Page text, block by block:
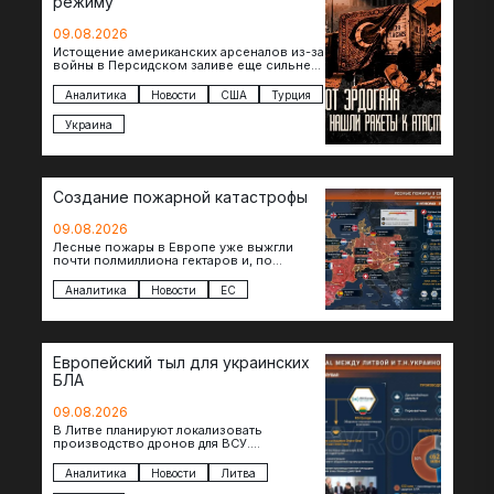
09.08.2026
Истощение американских арсеналов из-за
войны в Персидском заливе еще сильнее
американских ракет т.н. Украине. И…
Аналитика Новости США Турция
Украина
Создание пожарной катастрофы
09.08.2026
Лесные пожары в Европе уже выжгли
почти полмиллиона гектаров и, по
экономике в €15,6–19,1 млрд. К…
Аналитика Новости ЕС
Европейский тыл для украинских
БЛА
09.08.2026
В Литве планируют локализовать
производство дронов для ВСУ.
президенты Гитанас Науседа и Владимир
Зеленский подписали…
Аналитика Новости Литва